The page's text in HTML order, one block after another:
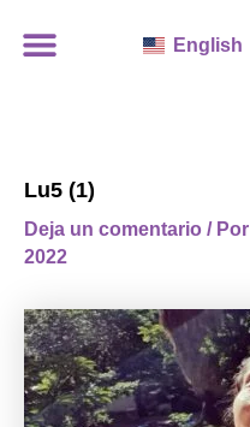
English
Lu5 (1)
Deja un comentario / Por
2022